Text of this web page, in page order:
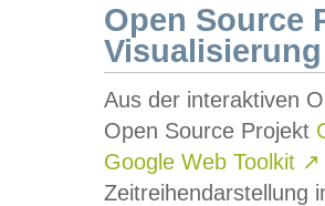
Open Source
Visualisierung
Aus der interaktiven
Open Source Projekt
Google Web Toolkit ↗
Zeitreihendarstellung